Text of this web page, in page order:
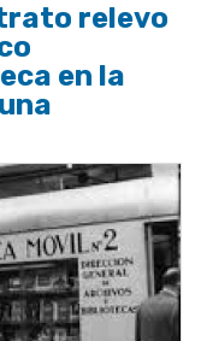
relevo
en la